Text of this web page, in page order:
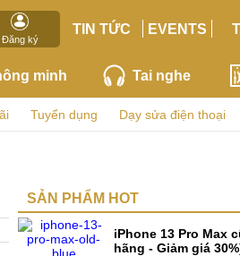
Đăng ký
TIN TỨC EVENTS
minh Tai nghe
Tuyển dụng Dạy sửa điện thoại
SẢN PHẨM HOT
iPhone 13 Pro Max
hãng - Giảm giá